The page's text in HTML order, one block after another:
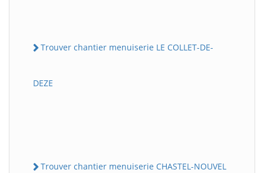
Trouver chantier menuiserie LE COLLET-DE-
DEZE
Trouver chantier menuiserie CHASTEL-NOUVEL